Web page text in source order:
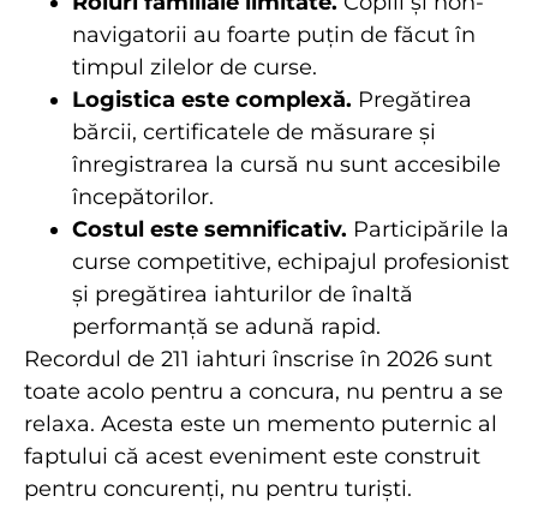
navigatorii au foarte puțin de făcut în
timpul zilelor de curse.
Logistica este complexă. Pregătirea
bărcii, certificatele de măsurare și
înregistrarea la cursă nu sunt accesibile
începătorilor.
Costul este semnificativ. Participările la
curse competitive, echipajul profesionist
și pregătirea iahturilor de înaltă
performanță se adună rapid.
Recordul de 211 iahturi înscrise în 2026 sunt
toate acolo pentru a concura, nu pentru a se
relaxa. Acesta este un memento puternic al
faptului că acest eveniment este construit
pentru concurenți, nu pentru turiști.